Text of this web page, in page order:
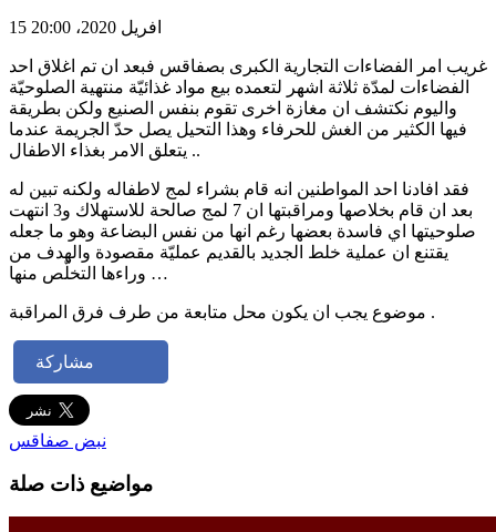
15 افريل 2020، 20:00
غريب امر الفضاءات التجارية الكبرى بصفاقس فبعد ان تم اغلاق احد
الفضاءات لمدّة ثلاثة اشهر لتعمده بيع مواد غذائيّة منتهية الصلوحيّة
واليوم نكتشف ان مغازة اخرى تقوم بنفس الصنيع ولكن بطريقة
فيها الكثير من الغش للحرفاء وهذا التحيل يصل حدّ الجريمة عندما
يتعلق الامر بغذاء الاطفال ..
فقد افادنا احد المواطنين انه قام بشراء لمج لاطفاله ولكنه تبين له
بعد ان قام بخلاصها ومراقبتها ان 7 لمج صالحة للاستهلاك و3 انتهت
صلوحيتها اي فاسدة بعضها رغم انها من نفس البضاعة وهو ما جعله
يقتنع ان عملية خلط الجديد بالقديم عمليّة مقصودة والهدف من
وراءها التخلّص منها …
موضوع يجب ان يكون محل متابعة من طرف فرق المراقبة .
مشاركة
نبض صفاقس
مواضيع ذات صلة